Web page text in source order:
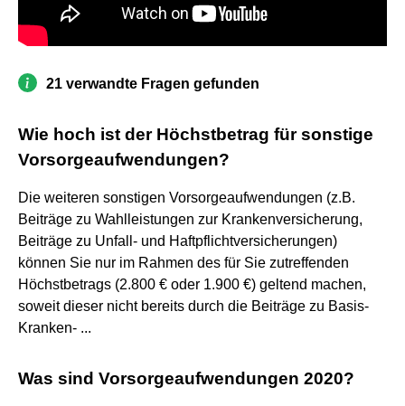
21 verwandte Fragen gefunden
Wie hoch ist der Höchstbetrag für sonstige
Vorsorgeaufwendungen?
Die weiteren sonstigen Vorsorgeaufwendungen (z.B.
Beiträge zu Wahlleistungen zur Krankenversicherung,
Beiträge zu Unfall- und Haftpflichtversicherungen)
können Sie nur im Rahmen des für Sie zutreffenden
Höchstbetrags (2.800 € oder 1.900 €) geltend machen,
soweit dieser nicht bereits durch die Beiträge zu Basis-
Kranken- ...
Was sind Vorsorgeaufwendungen 2020?